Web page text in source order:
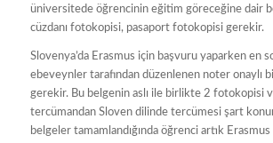
üniversitede öğrencinin eğitim göreceğine dair
cüzdanı fotokopisi, pasaport fotokopisi gerekir.
Slovenya’da Erasmus için başvuru yaparken en
ebeveynler tarafından düzenlenen noter onaylı
gerekir. Bu belgenin aslı ile birlikte 2 fotokopisi
tercümandan Sloven dilinde tercümesi şart
belgeler tamamlandığında öğrenci artık Erasmus